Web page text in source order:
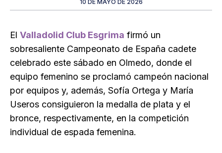
El Valladolid Club Esgrima firmó un
sobresaliente Campeonato de España cadete
celebrado este sábado en Olmedo, donde el
equipo femenino se proclamó campeón nacional
por equipos y, además, Sofía Ortega y María
Useros consiguieron la medalla de plata y el
bronce, respectivamente, en la competición
individual de espada femenina.